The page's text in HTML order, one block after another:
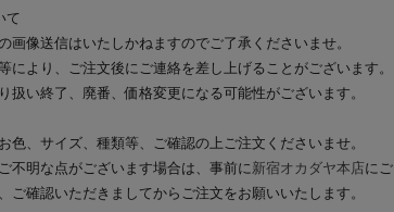
て
画像送信はいたしかねますのでご了承くださいませ。
により、ご注文後にご連絡を差し上げることがございます。
扱い終了、廃番、価格変更になる可能性がございます。
色、サイズ、種類等、ご確認の上ご注文くださいませ。
不明な点がございます場合は、事前に 新宿オカダヤ本店にご
ご確認いただきましてからご注文をお願いいたします。